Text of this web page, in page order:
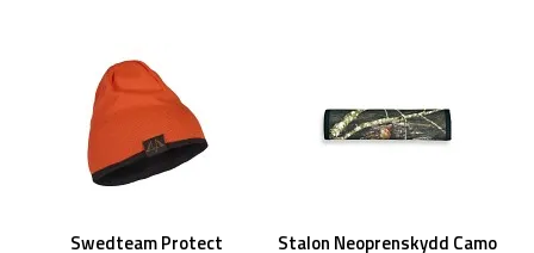
Swedteam Protect
Stalon Neoprenskydd Camo